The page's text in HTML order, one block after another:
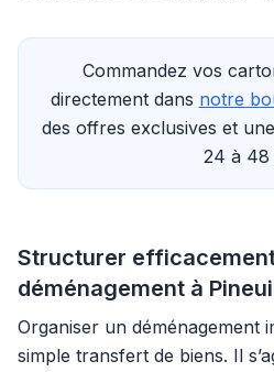
Commandez vos
directement dans notre
des offres exclusives et
24 à 48
Structurer
déménagement à
Organiser un déménagement
simple transfert de biens. Il